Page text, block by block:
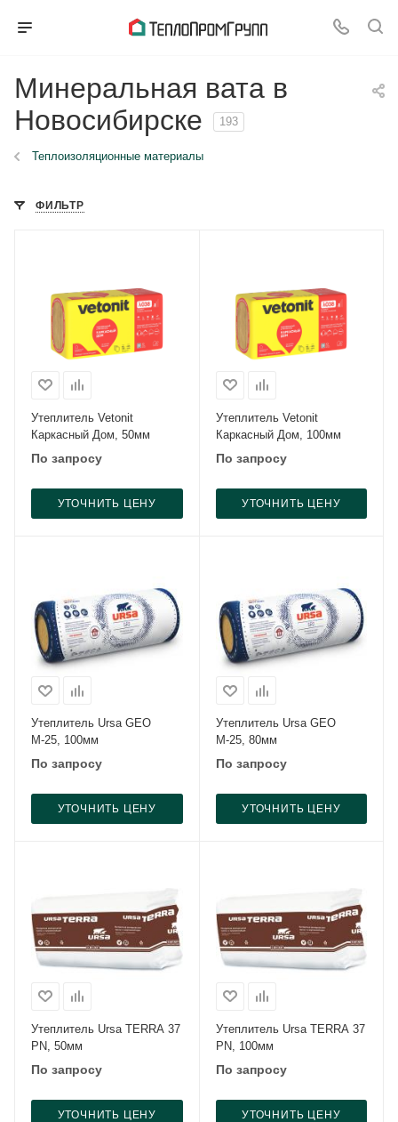
Минеральная вата в
Новосибирске
193
Теплоизоляционные материалы
ФИЛЬТР
Утеплитель Vetonit
Каркасный Дом, 50мм
По запросу
УТОЧНИТЬ ЦЕНУ
Утеплитель Vetonit
Каркасный Дом, 100мм
По запросу
УТОЧНИТЬ ЦЕНУ
Утеплитель Ursa GEO
М-25, 100мм
По запросу
УТОЧНИТЬ ЦЕНУ
Утеплитель Ursa GEO
М-25, 80мм
По запросу
УТОЧНИТЬ ЦЕНУ
Утеплитель Ursa TERRA 37
PN, 50мм
По запросу
УТОЧНИТЬ ЦЕНУ
Утеплитель Ursa TERRA 37
PN, 100мм
По запросу
УТОЧНИТЬ ЦЕНУ